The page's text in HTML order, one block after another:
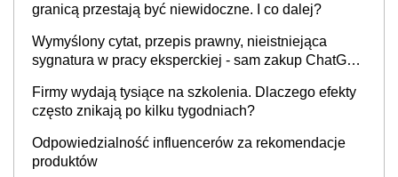
granicą przestają być niewidoczne. I co dalej?
Wymyślony cytat, przepis prawny, nieistniejąca
sygnatura w pracy eksperckiej - sam zakup ChatGPT
Firmy wydają tysiące na szkolenia. Dlaczego efekty
często znikają po kilku tygodniach?
Odpowiedzialność influencerów za rekomendacje
produktów